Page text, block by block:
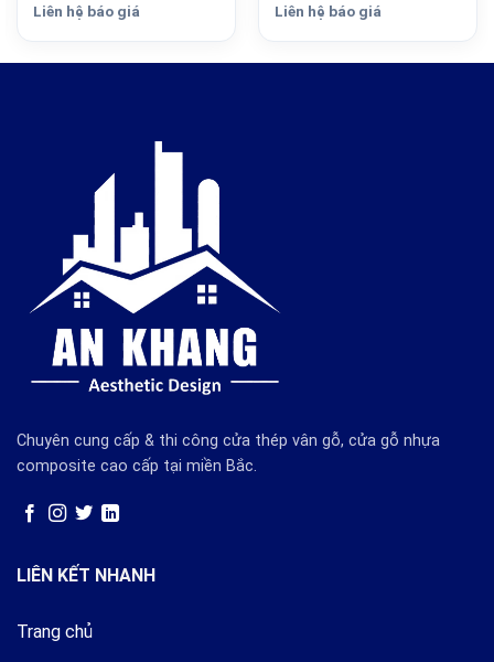
Liên hệ báo giá Liên hệ báo giá
Chuyên cung cấp & thi công cửa thép vân gỗ, cửa gỗ nhựa
composite cao cấp tại miền Bắc.
LIÊN KẾT NHANH
Trang chủ